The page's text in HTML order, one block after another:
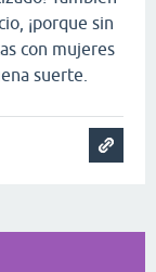
¡porque sin
con mujeres
suerte.